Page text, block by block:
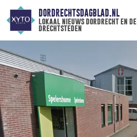
DORDRECHTSDAGBLAD.NL
lokaal nieuws dordrecht en de
drechtsteden